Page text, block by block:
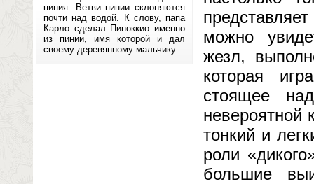
пиния. Ветви пинии склоняются
почти над водой. К слову, папа
Карло сделал Пиноккио именно
из пинии, имя которой и дал
своему деревянному мальчику.
можно
жезл,
которая
стоящее
невероятной
тонкий и
роли
большие